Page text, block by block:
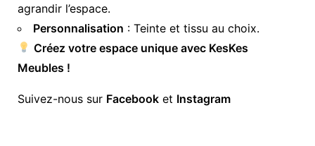
agrandir l’espace.
Personnalisation : Teinte et tissu au choix.
Créez votre espace unique avec KesKes
Meubles !
Suivez-nous sur Facebook et Instagram